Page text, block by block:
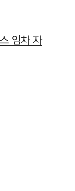
임차 자